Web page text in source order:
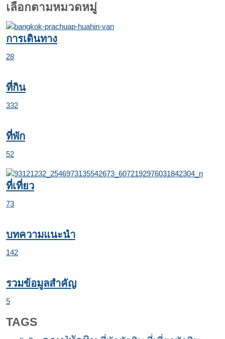
เลือกตามหมวดหมู่
การเดินทาง
28
ที่กิน
332
ที่พัก
52
ที่เที่ยว
73
บทความแนะนำ
142
รวมข้อมูลสำคัญ
5
TAGS